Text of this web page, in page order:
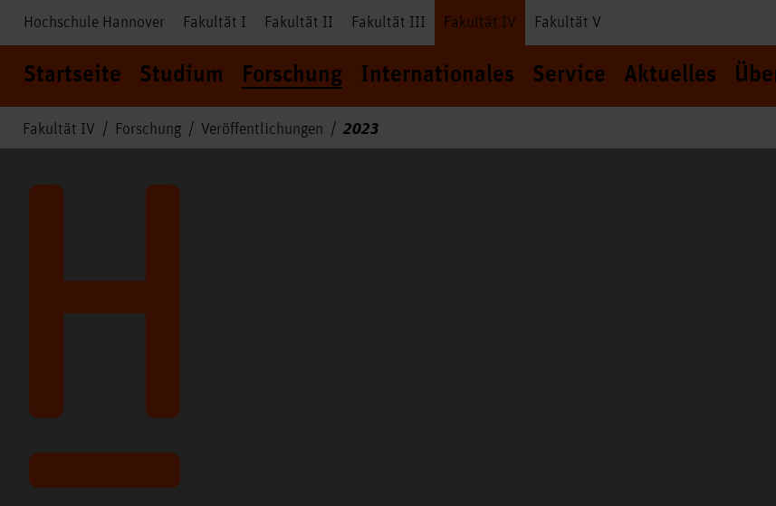
Hochschule Hannover Fakultät I Fakultät II Fakultät III Fakultät IV Fakultät V
Startseite Studium Forschung Internationales Service Aktuelles
Fakultät IV Forschung Veröffentlichungen 2023